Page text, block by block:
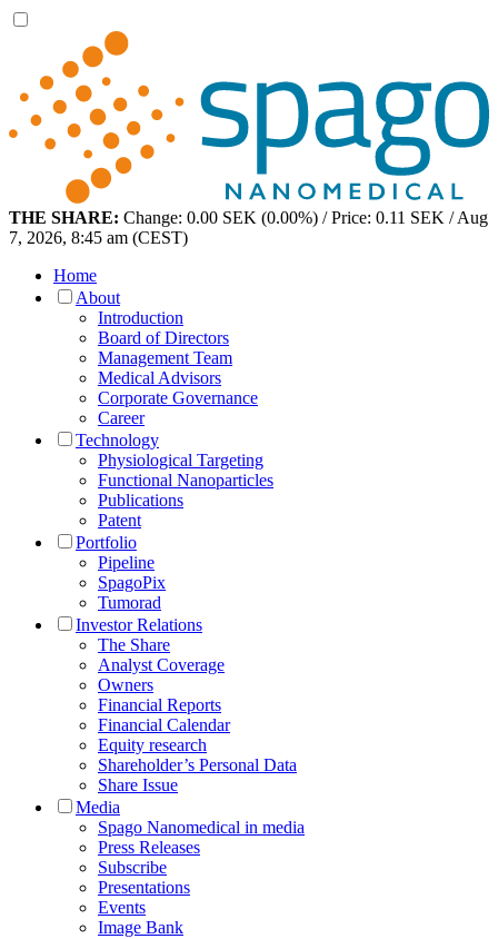
THE SHARE: Change: 0.00 SEK (0.00%) / Price: 0.11 SEK / Aug
7, 2026, 8:45 am (CEST)
Home
About
Introduction
Board of Directors
Management Team
Medical Advisors
Corporate Governance
Career
Technology
Physiological Targeting
Functional Nanoparticles
Publications
Patent
Portfolio
Pipeline
SpagoPix
Tumorad
Investor Relations
The Share
Analyst Coverage
Owners
Financial Reports
Financial Calendar
Equity research
Shareholder’s Personal Data
Share Issue
Media
Spago Nanomedical in media
Press Releases
Subscribe
Presentations
Events
Image Bank